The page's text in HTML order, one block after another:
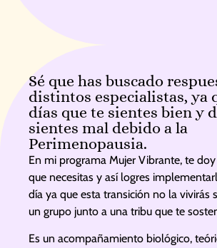
Sé que has buscado
distintos especialistas, ya
días que te sientes bien y
sientes mal debido a la
Perimenopausia.
En mi programa Mujer Vibrante, te
que necesitas y así logres
día ya que esta transición no la vivirás
un grupo junto a una tribu que te
Es un acompañamiento biológico,